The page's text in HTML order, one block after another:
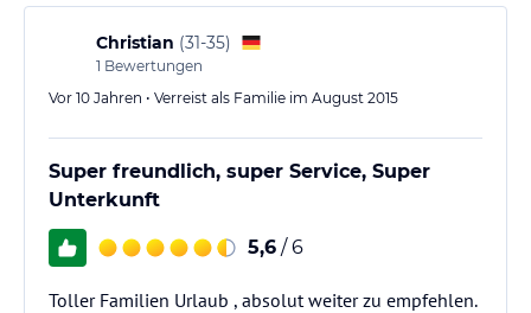
Christian (31-35)
1 Bewertungen
Vor 10 Jahren • Verreist als Familie im August 2015
Super freundlich, super Service, Super
Unterkunft
5,6 / 6
Toller Familien Urlaub , absolut weiter zu empfehlen.